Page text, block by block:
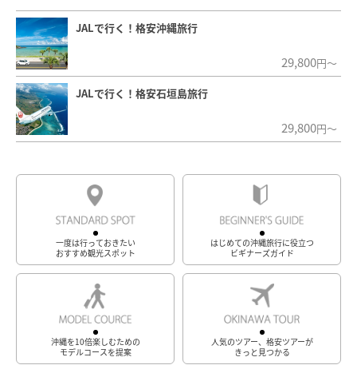
JALで行く！格安沖縄旅行
29,800円～
JALで行く！格安石垣島旅行
29,800円～
一度は行っておきたい
おすすめ観光スポット
はじめての沖縄旅行に役立つ
ビギナーズガイド
沖縄を10倍楽しむための
モデルコースを提案
人気のツアー、格安ツアーが
きっと見つかる